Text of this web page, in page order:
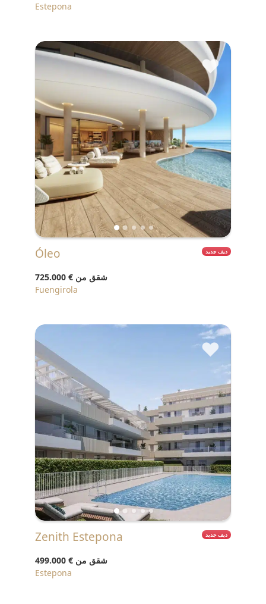
Estepona
♥
ديف جديد Óleo
شقق من € 725.000
Fuengirola
♥
ديف جديد Zenith Estepona
شقق من € 499.000
Estepona